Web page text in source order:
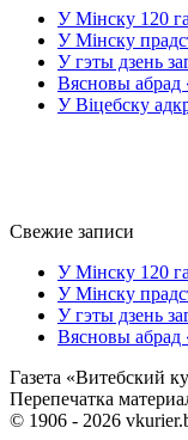
У Мінску 120
У Мінску
У гэты дзень
Вясновы абрад
У Віцебску
Свежие записи
У Мінску 120
У Мінску
У гэты дзень
Вясновы абрад
Газета «Витебский
Перепечатка
© 1906 - 2026